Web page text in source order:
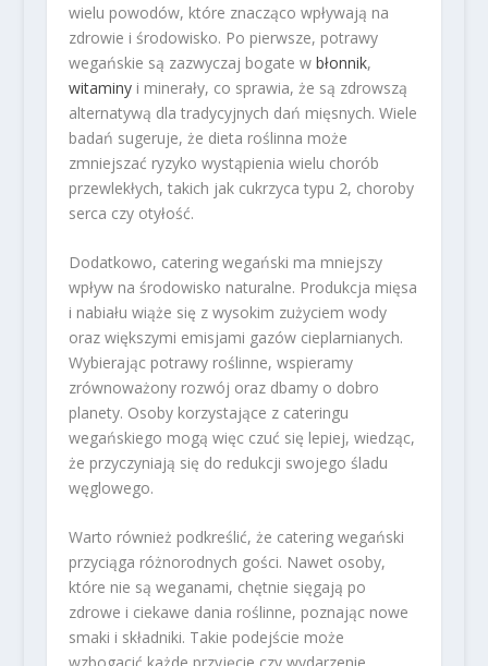
wielu powodów, które znacząco wpływają na
zdrowie i środowisko. Po pierwsze, potrawy
wegańskie są zazwyczaj bogate w błonnik,
witaminyi minerały, co sprawia, że są zdrowszą
alternatywą dla tradycyjnych dań mięsnych. Wiele
badań sugeruje, że dieta roślinna może
zmniejszać ryzyko wystąpienia wielu chorób
przewlekłych, takich jak cukrzyca typu 2, choroby
serca czy otyłość.
Dodatkowo, catering wegański ma mniejszy
wpływ na środowisko naturalne. Produkcja mięsa
i nabiału wiąże się z wysokim zużyciem wody
oraz większymi emisjami gazów cieplarnianych.
Wybierając potrawy roślinne, wspieramy
zrównoważony rozwój oraz dbamy o dobro
planety. Osoby korzystające z cateringu
wegańskiego mogą więc czuć się lepiej, wiedząc,
że przyczyniają się do redukcji swojego śladu
węglowego.
Warto również podkreślić, że catering wegański
przyciąga różnorodnych gości. Nawet osoby,
które nie są weganami, chętnie sięgają po
zdrowe i ciekawe dania roślinne, poznając nowe
smaki i składniki. Takie podejście może